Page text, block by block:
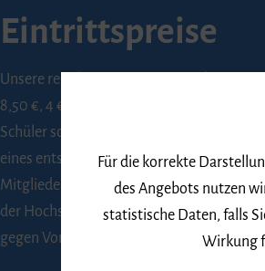
Eintrittspreise
Unsere regulären Eintrittspreise betragen
8,50 €, 4 € ermäßigt für Schülerinnen und
Schüler sowie Studierende gegen Vorlage
eines entsprechenden Nachweises, 6 € für
Mitglieder der Gesellschaft zur Förderung
der Hochschule für Musik Freiburg e. V.
gegen Vorlage des Mitgliedsausweises.
Für die korrekte
des Angebots nutzen
statistische Daten, falls
Wirkung